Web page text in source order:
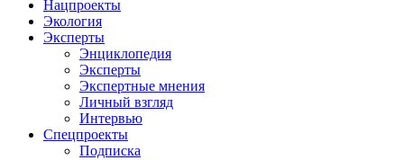
Нацпроекты
Экология
Эксперты
Энциклопедия
Эксперты
Экспертные мнения
Личный взгляд
Интервью
Спецпроекты
Подписка